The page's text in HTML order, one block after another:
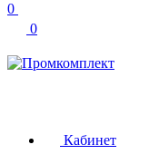
0
0
Кабинет